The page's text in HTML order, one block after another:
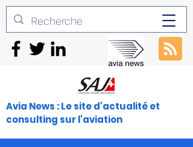
Avia News : Le site d'actualité et
consulting sur l'aviation